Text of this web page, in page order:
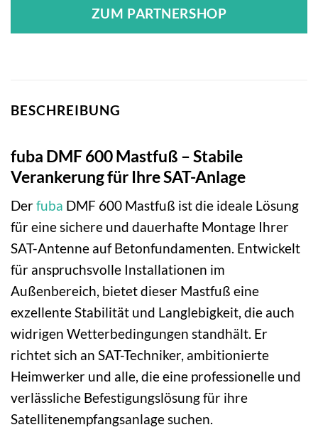
ZUM PARTNERSHOP
BESCHREIBUNG
fuba DMF 600 Mastfuß – Stabile
Verankerung für Ihre SAT-Anlage
Derfuba DMF 600 Mastfuß ist die ideale Lösung
für eine sichere und dauerhafte Montage Ihrer
SAT-Antenne auf Betonfundamenten. Entwickelt
für anspruchsvolle Installationen im
Außenbereich, bietet dieser Mastfuß eine
exzellente Stabilität und Langlebigkeit, die auch
widrigen Wetterbedingungen standhält. Er
richtet sich an SAT-Techniker, ambitionierte
Heimwerker und alle, die eine professionelle und
verlässliche Befestigungslösung für ihre
Satellitenempfangsanlage suchen.